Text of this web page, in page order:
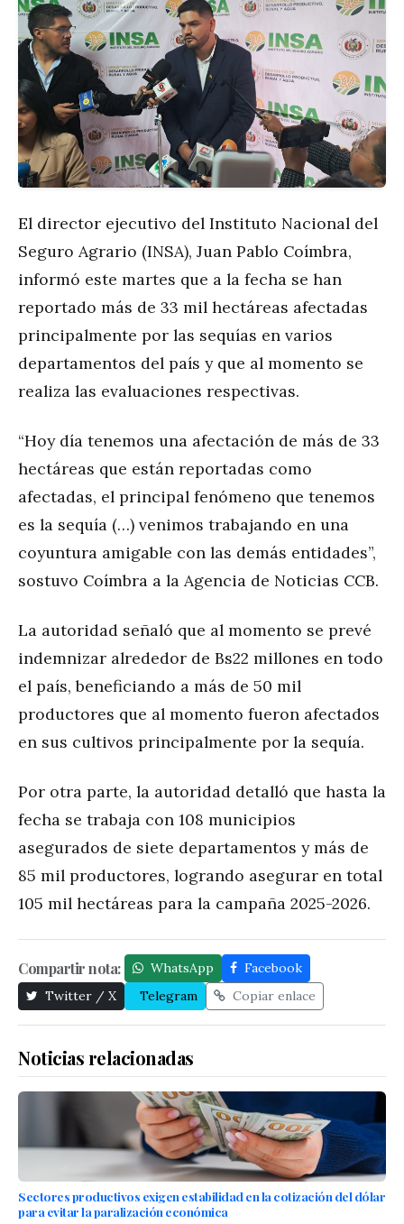
El director ejecutivo del Instituto Nacional del
Seguro Agrario (INSA), Juan Pablo Coímbra,
informó este martes que a la fecha se han
reportado más de 33 mil hectáreas afectadas
principalmente por las sequías en varios
departamentos del país y que al momento se
realiza las evaluaciones respectivas.
“Hoy día tenemos una afectación de más de 33
hectáreas que están reportadas como
afectadas, el principal fenómeno que tenemos
es la sequía (…) venimos trabajando en una
coyuntura amigable con las demás entidades”,
sostuvo Coímbra a la Agencia de Noticias CCB.
La autoridad señaló que al momento se prevé
indemnizar alrededor de Bs22 millones en todo
el país, beneficiando a más de 50 mil
productores que al momento fueron afectados
en sus cultivos principalmente por la sequía.
Por otra parte, la autoridad detalló que hasta la
fecha se trabaja con 108 municipios
asegurados de siete departamentos y más de
85 mil productores, logrando asegurar en total
105 mil hectáreas para la campaña 2025-2026.
Compartir nota: WhatsApp
Facebook
Twitter / X
Telegram Copiar enlace
Noticias relacionadas
Sectores productivos exigen estabilidad en la cotización del dólar
para evitar la paralización económica